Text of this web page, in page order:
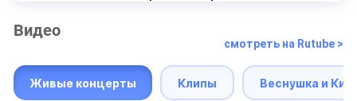
Видео
смотреть на Rutube >
Живые концерты Клипы Веснушка и